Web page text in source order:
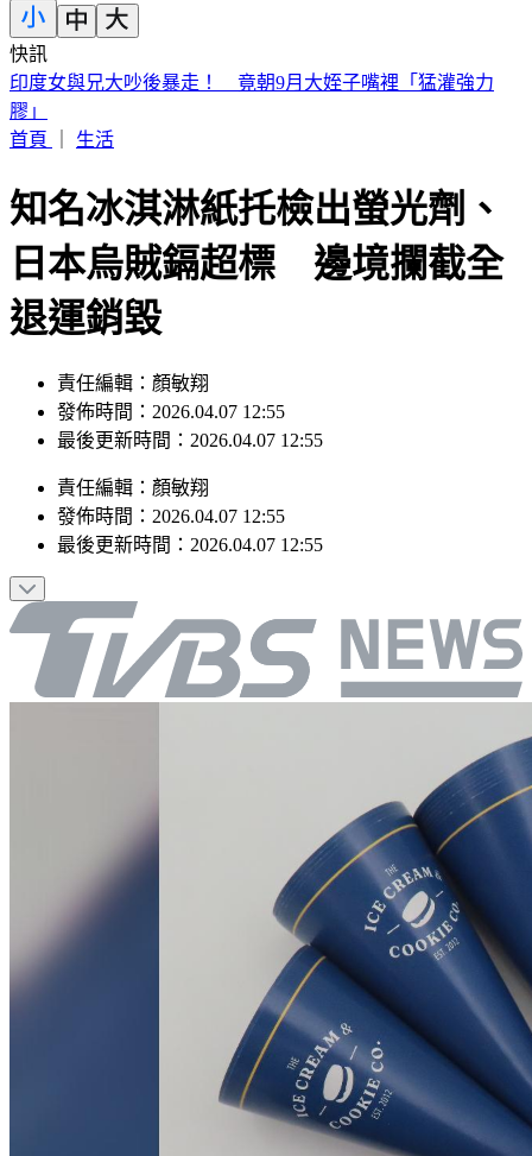
快訊
白海豚颱風「紮實雨帶」又來了！鄭明典急籲：晚上別出門
首頁
知名冰淇淋紙托檢出螢光劑、
日本烏賊鎘超標 邊境攔截全
退運銷毀
發佈時間：2026.04.07 12:55
最後更新時間：2026.04.07 12:55
發佈時間： 2026.04.07 12:55
最後更新時間：2026.04.07 12:55